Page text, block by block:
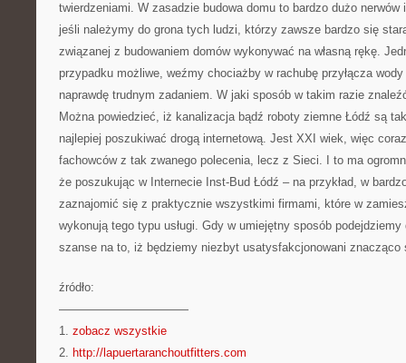
twierdzeniami. W zasadzie budowa domu to bardzo dużo
jeśli należymy do grona tych ludzi, którzy zawsze bardzo się
związanej z budowaniem domów wykonywać na własną rękę.
przypadku możliwe, weźmy chociażby w rachubę przyłącza
naprawdę trudnym zadaniem. W jaki sposób w takim razie
Można powiedzieć, iż kanalizacja bądź roboty ziemne Łódź są
najlepiej poszukiwać drogą internetową. Jest XXI wiek, więc
fachowców z tak zwanego polecenia, lecz z Sieci. I to ma
że poszukując w Internecie Inst-Bud Łódź – na przykład, w
zaznajomić się z praktycznie wszystkimi firmami, które w
wykonują tego typu usługi. Gdy w umiejętny sposób
szanse na to, iż będziemy niezbyt usatysfakcjonowani znacząco
źródło:
———————————
1. zobacz wszystkie
2. http://lapuertaranchoutfitters.com